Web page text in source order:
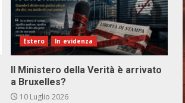
Estero In evidenza
Il Ministero della Verità è arrivato
a Bruxelles?
10 Luglio 2026